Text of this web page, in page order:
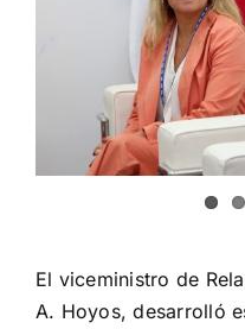
El viceministro de
A. Hoyos, desarrolló